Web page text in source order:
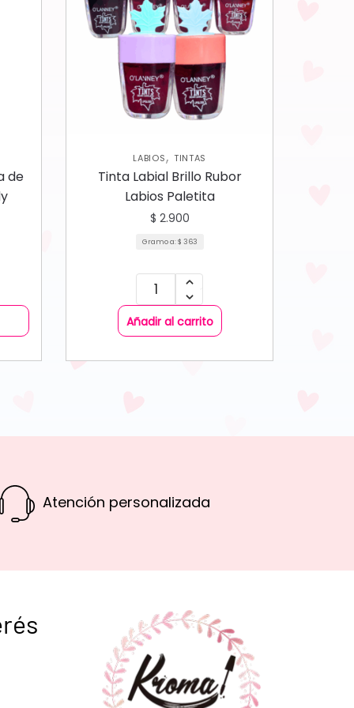
de
LABIOS, TINTAS
Tinta Labial Brillo Rubor
Labios Paletita
$ 2.900
Gramo a:$ 363
Añadir al carrito
Atención personalizada